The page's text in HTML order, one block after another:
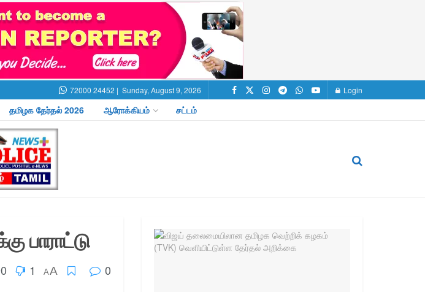
72000 24452 | Sunday, August 9, 2026 Login
தமிழக தேர்தல் 2026 ஆரோக்கியம் சட்டம்
பாராட்டு
1 AA 0